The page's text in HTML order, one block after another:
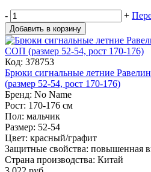
- +
Добавить в корзину
Код: 378753
Брюки сигнальные летние
(размер 52-54, рост 170-176)
Бренд: No Name
Рост: 170-176 см
Пол: мальчик
Размер: 52-54
Цвет: красный/графит
Защитные свойства: повышенная
Страна производства: Китай